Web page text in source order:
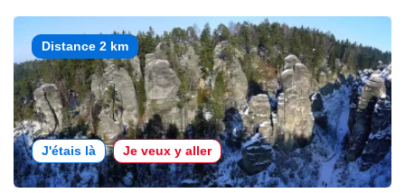
Distance 2 km
J'étais là Je veux y aller